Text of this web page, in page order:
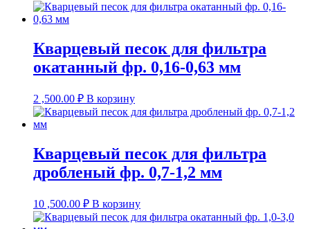
Кварцевый песок для фильтра
окатанный фр. 0,16-0,63 мм
2 ,500.00 ₽ В корзину
Кварцевый песок для фильтра
дробленый фр. 0,7-1,2 мм
10 ,500.00 ₽ В корзину